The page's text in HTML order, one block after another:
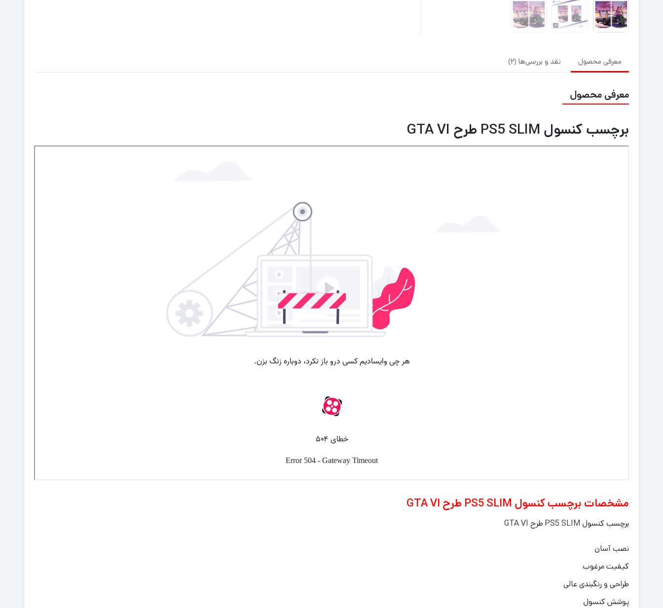
معرفی محصول نقد و بررسی‌ها (2)
معرفی محصول
برچسب کنسول PS5 SLIM طرح GTA VI
مشخصات برچسب کنسول PS5 SLIM طرح GTA VI
برچسب کنسول PS5 SLIM طرح GTA VI
نصب آسان
کیفیت مرغوب
طراحی و رنگبندی عالی
پوشش کنسول